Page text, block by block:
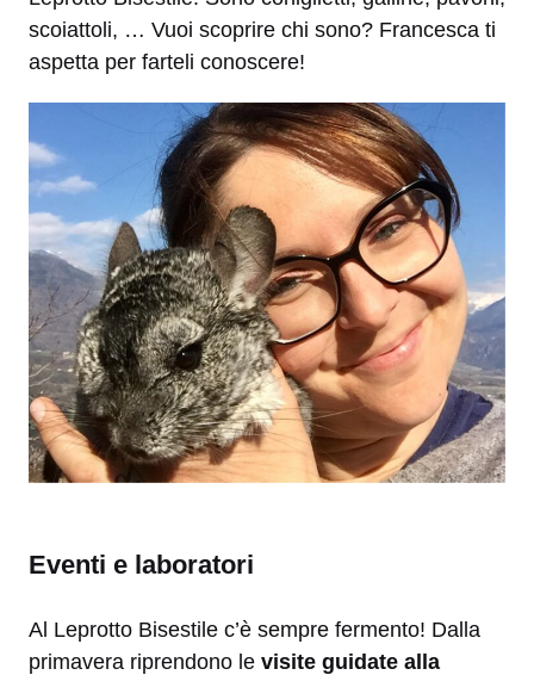
scoiattoli, … Vuoi scoprire chi sono? Francesca ti
aspetta per farteli conoscere!
Eventi e laboratori
Al Leprotto Bisestile c’è sempre fermento! Dalla
primavera riprendono le visite guidate alla